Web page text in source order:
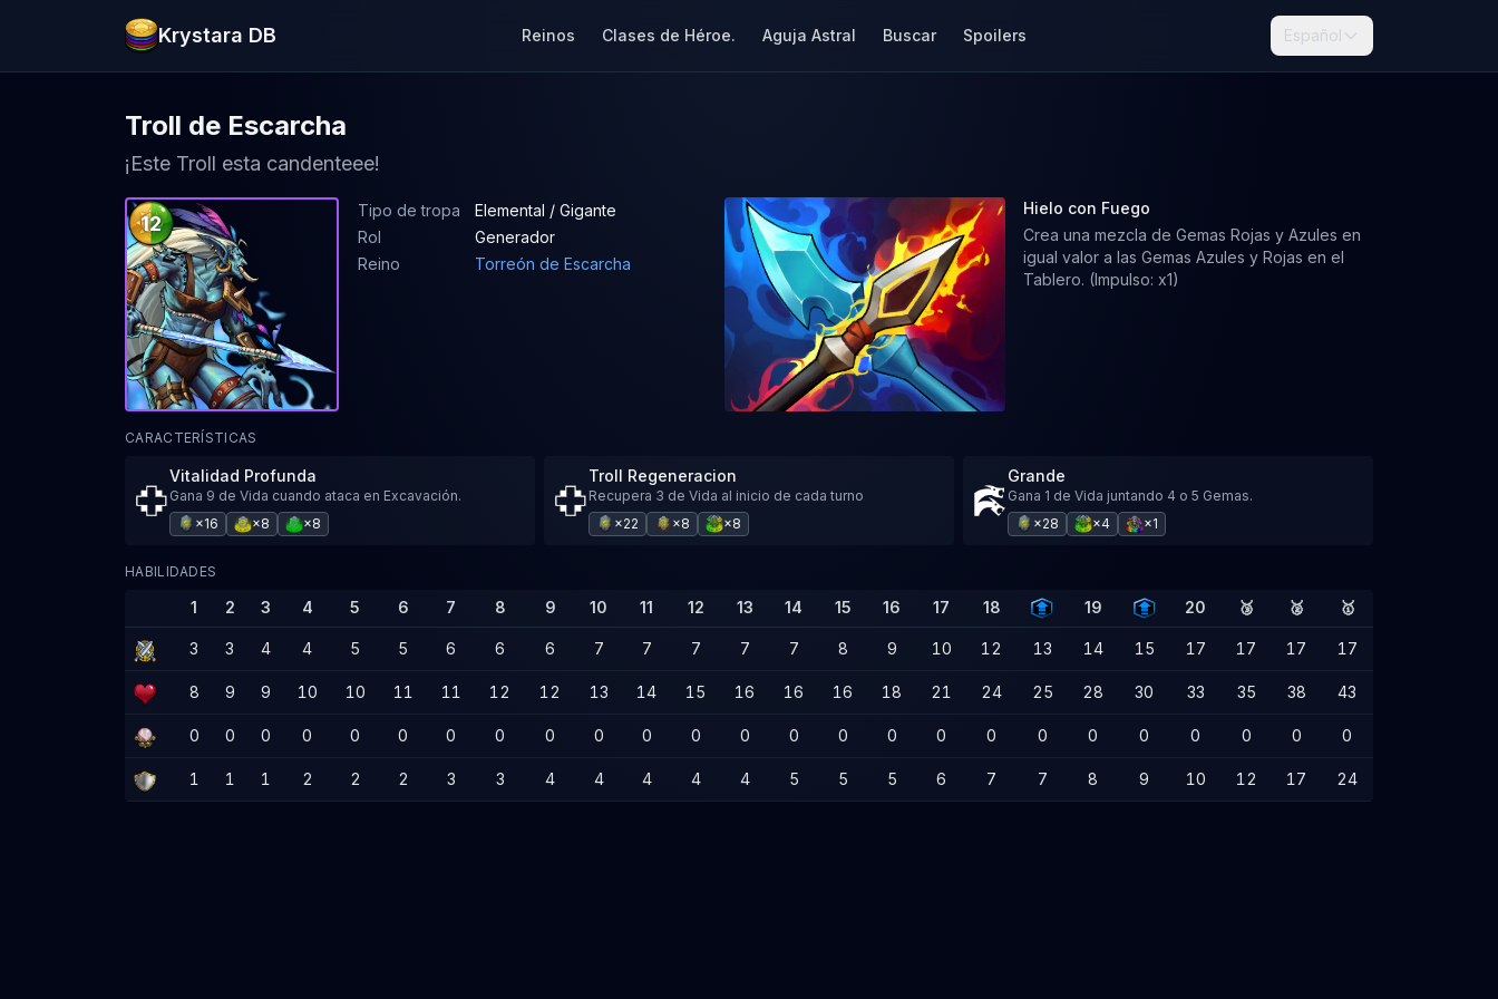
Krystara DB Reinos Clases de Héroe. Aguja Astral Buscar Spoilers Español
Troll de Escarcha
¡Este Troll esta candenteee!
12
Tipo de tropa
Elemental / Gigante
Rol
Generador
Reino
Torreón de Escarcha
Hielo con Fuego
Crea una mezcla de Gemas Rojas y Azules en
igual valor a las Gemas Azules y Rojas en el
Tablero. (Impulso: x1)
CARACTERÍSTICAS
Vitalidad Profunda
Gana 9 de Vida cuando ataca en Excavación.
×16
×8 ×8
Troll Regeneracion
Recupera 3 de Vida al inicio de cada turno
×22
×8 ×8
Grande
Gana 1 de Vida juntando 4 o 5 Gemas.
×28
×4 ×1
HABILIDADES
1 2 3 4 5 6 7 8 9 10 11 12 13 14 15 16 17 18 19 20 🥉 🥈 🥇
3 3 4 4 5 5 6 6 6 7 7 7 7 7 8 9 10 12 13 14 15 17 17 17 17
8 9 9 10 10 11 11 12 12 13 14 15 16 16 16 18 21 24 25 28 30 33 35 38 43
0 0 0 0 0 0 0 0 0 0 0 0 0 0 0 0 0 0 0 0 0 0 0 0 0
1 1 1 2 2 2 3 3 4 4 4 4 4 5 5 5 6 7 7 8 9 10 12 17 24